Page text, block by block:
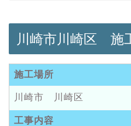
川崎市川崎区 施
施工場所
川崎市 川崎区
工事内容